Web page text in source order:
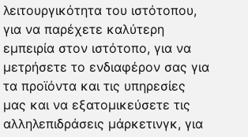
λειτουργικότητα του ιστότοπου,
για να παρέχετε καλύτερη
εμπειρία στον ιστότοπο, για να
μετρήσετε το ενδιαφέρον σας για
τα προϊόντα και τις υπηρεσίες
μας και να εξατομικεύσετε τις
αλληλεπιδράσεις μάρκετινγκ, για
με τη σύσταση (ΕΕ)
334|Ταυτότητα
|WEB TV| LIVE
| Twitter | Youtube